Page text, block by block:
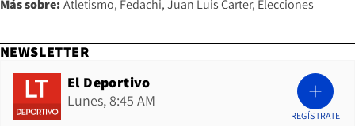
Más sobre: Atletismo Fedachi Juan Luis Carter Elecciones
NEWSLETTER
El Deportivo
Lunes, 8:45 AM
REGÍSTRATE